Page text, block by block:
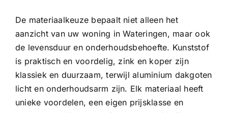
De materiaalkeuze bepaalt niet alleen het
aanzicht van uw woning in Wateringen, maar ook
de levensduur en onderhoudsbehoefte. Kunststof
is praktisch en voordelig, zink en koper zijn
klassiek en duurzaam, terwijlaluminium dakgoten
licht en onderhoudsarm zijn. Elk materiaal heeft
unieke voordelen, een eigen prijsklasse en